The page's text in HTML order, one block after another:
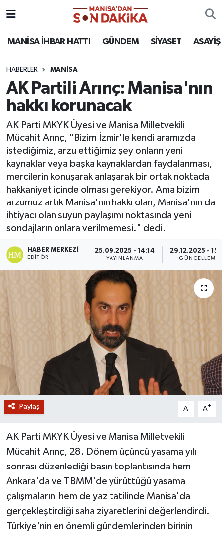
MANİSA İHBAR HATTI GÜNDEM SİYASET ASAYİŞ
HABERLER MANİSA
AK Partili Arınç: Manisa'nın
hakkı korunacak
AK Parti MKYK Üyesi ve Manisa Milletvekili
Mücahit Arınç, "Bizim İzmir'le kendi aramızda
istediğimiz, arzu ettiğimiz şey onların yeni
kaynaklar veya başka kaynaklardan faydalanması,
mercilerin konuşarak anlaşarak bir ortak noktada
hakkaniyet içinde olması gerekiyor. Ama bizim
arzumuz artık Manisa'nın hakkı olan, Manisa'nın da
ihtiyacı olan suyun paylaşımı noktasında yeni
sondajların onlara verilmemesi." dedi.
HABER MERKEZI
EDITÖR
25.09.2025 - 14:14
YAYINLANMA
29.12.2025 -
GÜNCELLEME
Paylaş A- A+
AK Parti MKYK Üyesi ve Manisa Milletvekili
Mücahit Arınç, 28. Dönem üçüncü yasama yılı
sonrası düzenlediği basın toplantısında hem
Ankara'da ve TBMM'de yürüttüğü yasama
çalışmalarını hem de yaz tatilinde Manisa'da
gerçekleştirdiği saha ziyaretlerini değerlendirdi.
Türkiye'nin en önemli gündemlerinden birinin
ASAYİŞ
KÜLTÜR-SANAT
MAGAZİN
MANİSA'DA TRAFİK
SİYASET
SPOR
YAŞAM
Hava Durumu
Puan Durumu ve Fikstür
Tüm Manşetler
Son Dakika Haberleri
Haber Arşivi